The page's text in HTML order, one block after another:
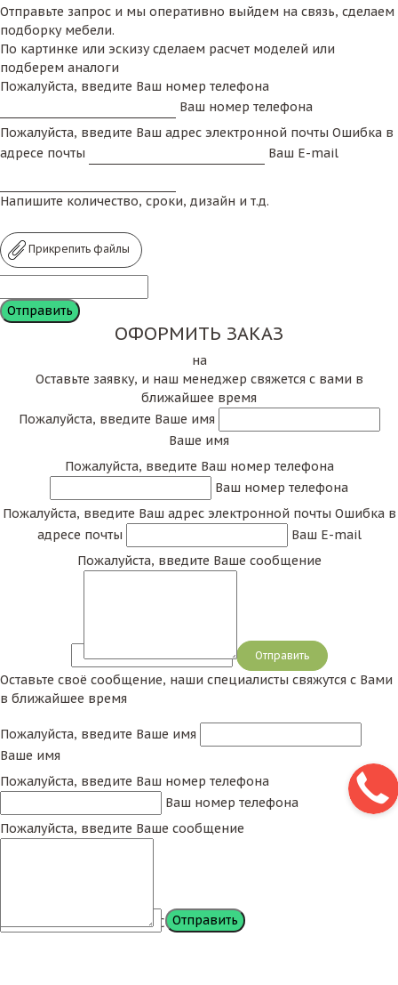
Отправьте запрос и мы оперативно выйдем на связь, сделаем
подборку мебели.
По картинке или эскизу сделаем расчет моделей или
подберем аналоги
Пожалуйста, введите Ваш номер телефона
Ваш номер телефона
Пожалуйста, введите Ваш адрес электронной почты Ошибка в
адресе почты
Ваш E-mail
Напишите количество, сроки, дизайн и т.д.
Прикрепить файлы
ОФОРМИТЬ ЗАКАЗ
на
Оставьте заявку, и наш менеджер свяжется с вами в
ближайшее время
Пожалуйста, введите Ваше имя
Ваше имя
Пожалуйста, введите Ваш номер телефона
Ваш номер телефона
Пожалуйста, введите Ваш адрес электронной почты Ошибка в
адресе почты
Ваш E-mail
Пожалуйста, введите Ваше сообщение
Сообщение
Оставьте своё сообщение, наши специалисты свяжутся с Вами
в ближайшее время
Пожалуйста, введите Ваше имя
Ваше имя
Пожалуйста, введите Ваш номер телефона
Ваш номер телефона
Пожалуйста, введите Ваше сообщение
Сообщение